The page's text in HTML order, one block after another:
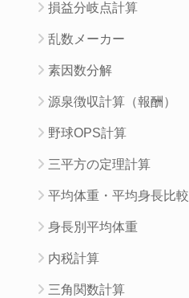
損益分岐点計算
乱数メーカー
素因数分解
源泉徴収計算（報酬）
野球OPS計算
三平方の定理計算
平均体重・平均身長比較
身長別平均体重
内税計算
三角関数計算